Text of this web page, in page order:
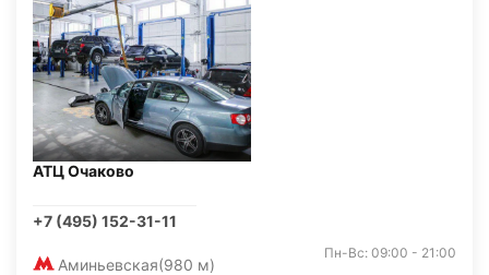
АТЦ Очаково
+7 (495) 152-31-11
Аминьевская(980 м)
Пн-Вс: 09:00 - 21:00